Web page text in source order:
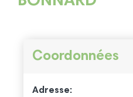
Coordonnées
Adresse: